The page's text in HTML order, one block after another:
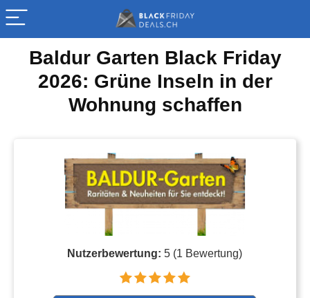
Baldur Garten Black Friday
2026: Grüne Inseln in der
Wohnung schaffen
Nutzerbewertung:5 (1 Bewertung)